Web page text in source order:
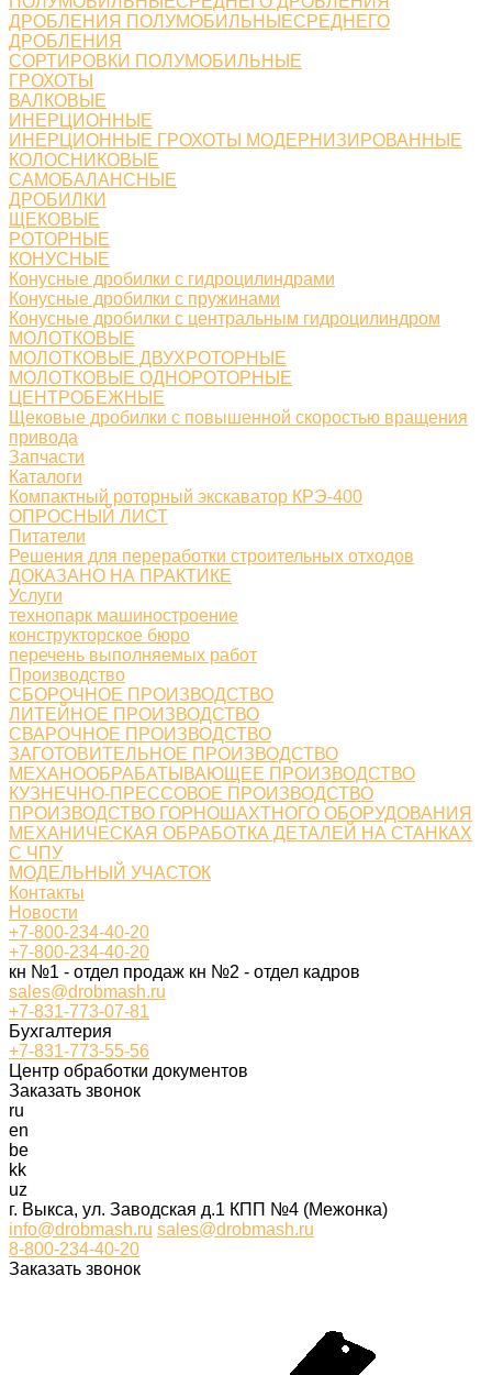
ДРОБЛЕНИЯ ПОЛУМОБИЛЬНЫЕСРЕДНЕГО
ДРОБЛЕНИЯ
СОРТИРОВКИ ПОЛУМОБИЛЬНЫЕ
ГРОХОТЫ
ВАЛКОВЫЕ
ИНЕРЦИОННЫЕ
ИНЕРЦИОННЫЕ ГРОХОТЫ МОДЕРНИЗИРОВАННЫЕ
КОЛОСНИКОВЫЕ
САМОБАЛАНСНЫЕ
ДРОБИЛКИ
ЩЕКОВЫЕ
РОТОРНЫЕ
КОНУСНЫЕ
Конусные дробилки с гидроцилиндрами
Конусные дробилки с пружинами
Конусные дробилки с центральным гидроцилиндром
МОЛОТКОВЫЕ
МОЛОТКОВЫЕ ДВУХРОТОРНЫЕ
МОЛОТКОВЫЕ ОДНОРОТОРНЫЕ
ЦЕНТРОБЕЖНЫЕ
Щековые дробилки с повышенной скоростью вращения
привода
Запчасти
Каталоги
Компактный роторный экскаватор КРЭ-400
ОПРОСНЫЙ ЛИСТ
Питатели
Решения для переработки строительных отходов
ДОКАЗАНО НА ПРАКТИКЕ
Услуги
технопарк машиностроение
конструкторское бюро
перечень выполняемых работ
Производство
СБОРОЧНОЕ ПРОИЗВОДСТВО
ЛИТЕЙНОЕ ПРОИЗВОДСТВО
СВАРОЧНОЕ ПРОИЗВОДСТВО
ЗАГОТОВИТЕЛЬНОЕ ПРОИЗВОДСТВО
МЕХАНООБРАБАТЫВАЮЩЕЕ ПРОИЗВОДСТВО
КУЗНЕЧНО-ПРЕССОВОЕ ПРОИЗВОДСТВО
ПРОИЗВОДСТВО ГОРНОШАХТНОГО ОБОРУДОВАНИЯ
МЕХАНИЧЕСКАЯ ОБРАБОТКА ДЕТАЛЕЙ НА СТАНКАХ
С ЧПУ
МОДЕЛЬНЫЙ УЧАСТОК
Контакты
Новости
+7-800-234-40-20
+7-800-234-40-20
кн №1 - отдел продаж кн №2 - отдел кадров
sales@drobmash.ru
+7-831-773-07-81
Бухгалтерия
+7-831-773-55-56
Центр обработки документов
Заказать звонок
ru
en
be
kk
uz
г. Выкса, ул. Заводская д.1 КПП №4 (Межонка)
info@drobmash.ru sales@drobmash.ru
8-800-234-40-20
Заказать звонок